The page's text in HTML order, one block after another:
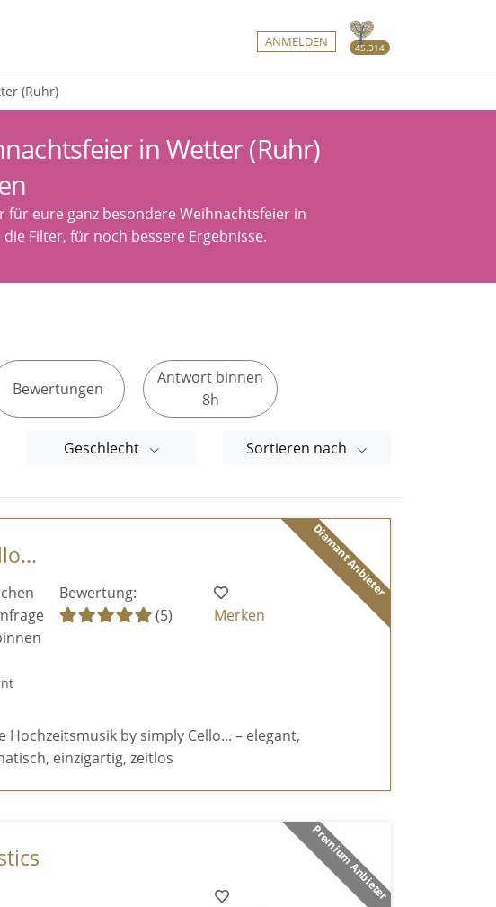
45.314
ANMELDEN
(Ruhr)
in Wetter (Ruhr)
eure ganz besondere Weihnachtsfeier in
Filter, für noch bessere Ergebnisse.
Bewertungen
Antwort binnen
8h
Geschlecht Sortieren nach
Diamant Anbieter
Bewertung:
(5)
Merken
Hochzeitsmusik by simply Cello... – elegant,
einzigartig, zeitlos
Premium Anbieter